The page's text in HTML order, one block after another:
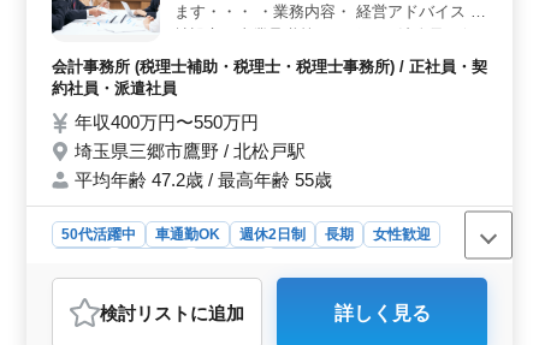
排泄介助、病室の清掃やシーツ交換、看護師補助など入
居者の健康管理や生活支援に従事します。また身体機能
の維持・回復サポートや介護記録作成、申し送りなども
行います。
ます・・・ ・業務内容・ 経営アドバイス 会
人の税務会計業務 個人確定申告書の作成 相
続税、贈与税申告 等 ・ポイント・ 週休2日
す！ 皆様のご応募お待ちしております！
会計事務所 (税理士補助・税理士・税理士事務所) / 正社員・契
約社員・派遣社員
年収400万円〜550万円
埼玉県三郷市鷹野 / 北松戸駅
平均年齢 47.2歳 / 最高年齢 55歳
50代活躍中 車通勤OK 週休2日制 長期
女性歓迎
おすすめポイント
＜業務内容と要件＞ 埼玉県三郷市の税理士法人での税
検討リスト に追加 詳しく見る